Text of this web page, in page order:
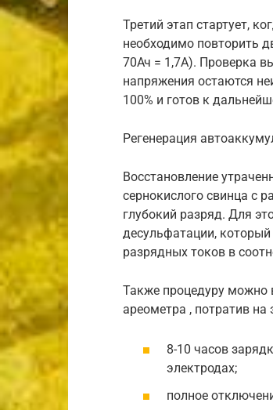
Третий этап стартует,
необходимо повторить
70Ач = 1,7А). Проверка
напряжения остаются
100% и готов к
Регенерация
Восстановление
сернокислого свинца с
глубокий разряд. Для
десульфатации,
разрядных токов в
Также процедуру можно
ареометра , потратив на
8-10 часов
электродах;
полное